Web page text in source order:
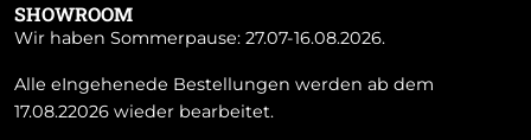
SHOWROOM
Wir haben Sommerpause: 27.07-16.08.2026.
Alle eIngehenede Bestellungen werden ab dem
17.08.22026 wieder bearbeitet.